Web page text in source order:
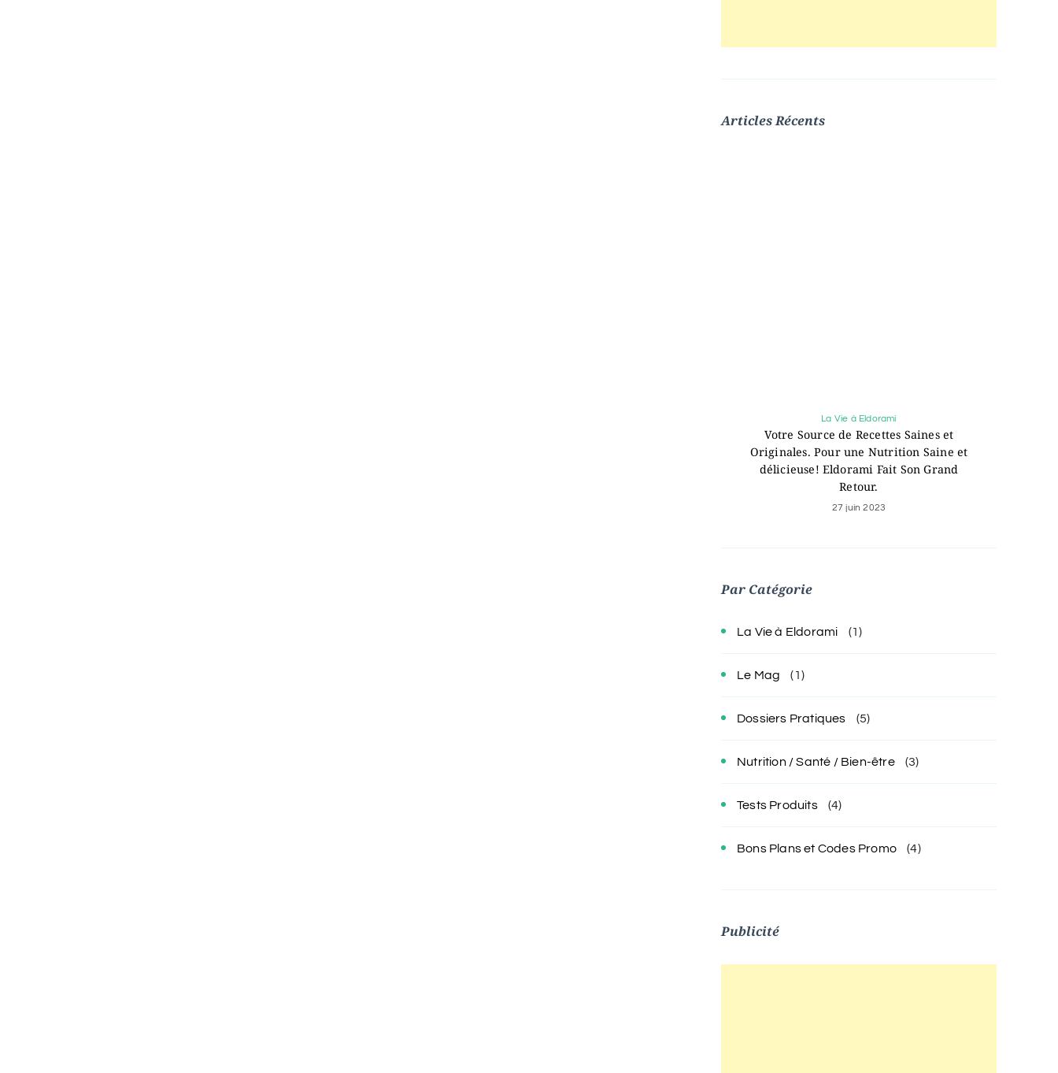
Articles Récents
La Vie à Eldorami
Votre Source de Recettes Saines et
Originales. Pour une Nutrition Saine et
délicieuse! Eldorami Fait Son Grand
Retour.
27 juin 2023
Par Catégorie
La Vie à Eldorami (1)
Le Mag (1)
Dossiers Pratiques (5)
Nutrition / Santé / Bien-être (3)
Tests Produits (4)
Bons Plans et Codes Promo (4)
Publicité